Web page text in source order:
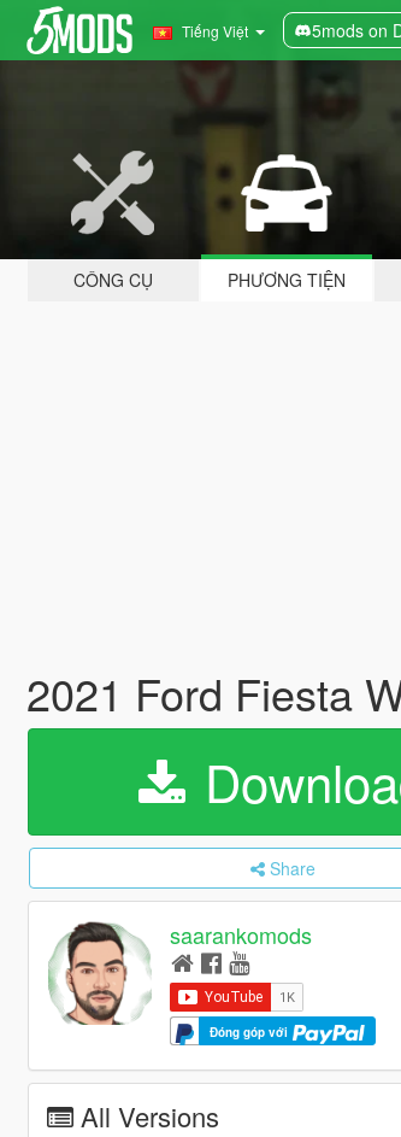
Tiếng Việt 5mods on
CÔNG CỤ PHƯƠNG TIỆN
2021 Ford Fiesta
Share
saarankomods
Đóng góp với
All Versions